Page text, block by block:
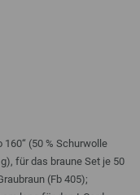
(50 % Schurwolle
für das braune Set je 50
(Fb 405);